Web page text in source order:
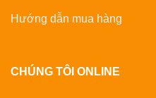
Hướng dẫn mua hàng
CHÚNG TÔI ONLINE